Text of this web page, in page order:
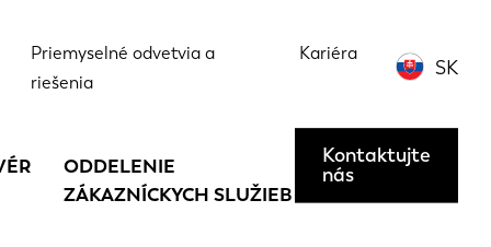
Priemyselné odvetvia a
riešenia
Kariéra
SK
ODDELENIE
ZÁKAZNÍCKYCH SLUŽIEB
Kontaktujte
nás